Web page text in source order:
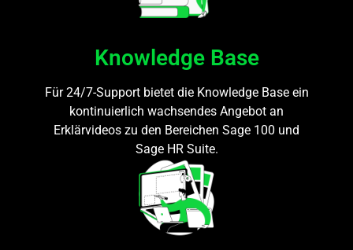
Knowledge Base
Für 24/7-Support bietet die Knowledge Base ein
kontinuierlich wachsendes Angebot an
Erklärvideos zu den Bereichen Sage 100 und
Sage HR Suite.